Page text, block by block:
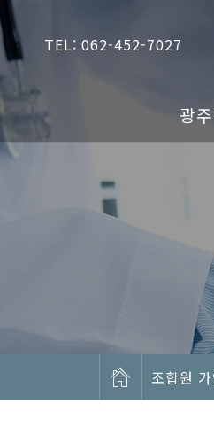
TEL: 062-452-7027
광
조합원 가